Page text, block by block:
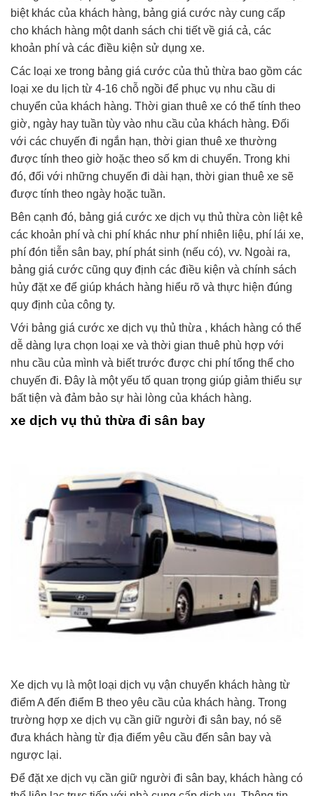
biệt khác của khách hàng, bảng giá cước này cung cấp
cho khách hàng một danh sách chi tiết về giá cả, các
khoản phí và các điều kiện sử dụng xe.
Các loại xe trong bảng giá cước của thủ thừa bao gồm các
loại xe du lịch từ 4-16 chỗ ngồi để phục vụ nhu cầu di
chuyển của khách hàng. Thời gian thuê xe có thể tính theo
giờ, ngày hay tuần tùy vào nhu cầu của khách hàng. Đối
với các chuyến đi ngắn hạn, thời gian thuê xe thường
được tính theo giờ hoặc theo số km di chuyển. Trong khi
đó, đối với những chuyến đi dài hạn, thời gian thuê xe sẽ
được tính theo ngày hoặc tuần.
Bên cạnh đó, bảng giá cước xe dịch vụ thủ thừa còn liệt kê
các khoản phí và chi phí khác như phí nhiên liệu, phí lái xe,
phí đón tiễn sân bay, phí phát sinh (nếu có), vv. Ngoài ra,
bảng giá cước cũng quy định các điều kiện và chính sách
hủy đặt xe để giúp khách hàng hiểu rõ và thực hiện đúng
quy định của công ty.
Với bảng giá cước xe dịch vụ thủ thừa , khách hàng có thể
dễ dàng lựa chọn loại xe và thời gian thuê phù hợp với
nhu cầu của mình và biết trước được chi phí tổng thể cho
chuyến đi. Đây là một yếu tố quan trọng giúp giảm thiểu sự
bất tiện và đảm bảo sự hài lòng của khách hàng.
xe dịch vụ thủ thừa đi sân bay
Xe dịch vụ là một loại dịch vụ vận chuyển khách hàng từ
điểm A đến điểm B theo yêu cầu của khách hàng. Trong
trường hợp xe dịch vụ cần giữ người đi sân bay, nó sẽ
đưa khách hàng từ địa điểm yêu cầu đến sân bay và
ngược lại.
Để đặt xe dịch vụ cần giữ người đi sân bay, khách hàng có